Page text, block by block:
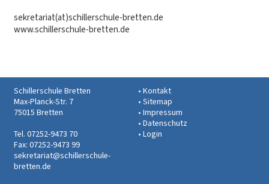
sekretariat(at)schillerschule-bretten.de
www.schillerschule-bretten.de
Schillerschule Bretten
Max-Planck-Str. 7
75015 Bretten
Tel. 07252-9473 70
Fax: 07252-9473 99
sekretariat@schillerschule-
bretten.de
Kontakt
Sitemap
Impressum
Datenschutz
Login